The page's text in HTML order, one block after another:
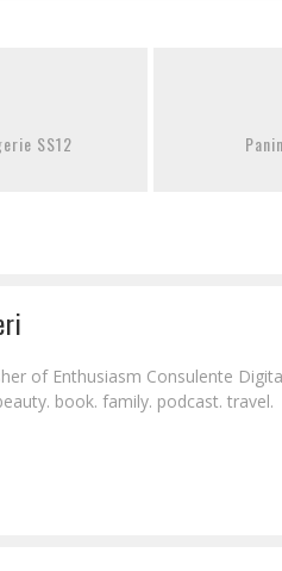
SS12
of Enthusiasm Consulente
book. family. podcast. travel.
GARDENA